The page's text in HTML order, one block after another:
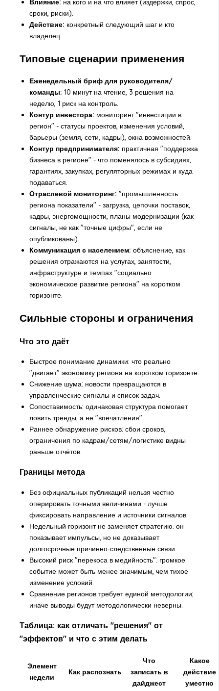
Влияние: на кого и на что влияет (издержки, спрос,
сроки, риски).
Действие: конкретный следующий шаг и кто
владелец.
Типовые сценарии применения
Еженедельный бриф для руководителя/
команды: 10 минут на чтение, 3 решения на
неделю, 1 риск на контроль.
Контур инвестора: мониторинг "инвестиции в
регион" - статусы проектов, изменения условий,
барьеры (земля, сети, кадры), окна возможностей.
Контур предпринимателя: практичная "поддержка
бизнеса в регионе" - что поменялось в субсидиях,
гарантиях, закупках, регуляторных режимах и куда
подаваться.
Отраслевой мониторинг: "промышленность
региона показатели" - загрузка, цепочки поставок,
кадры, энергомощности, планы модернизации (как
сигналы, не как "точные цифры", если не
опубликованы).
Коммуникация с населением: объяснение, как
решения отражаются на услугах, занятости,
инфраструктуре и темпах "социально
экономическое развитие региона" на коротком
горизонте.
Сильные стороны и ограничения
Что это даёт
Быстрое понимание динамики: что реально
"двигает" экономику региона на коротком горизонте.
Снижение шума: новости превращаются в
управленческие сигналы и список задач.
Сопоставимость: одинаковая структура помогает
ловить тренды, а не "впечатления".
Раннее обнаружение рисков: сбои сроков,
ограничения по кадрам/сетям/логистике видны
раньше отчётов.
Границы метода
Без официальных публикаций нельзя честно
оперировать точными величинами - лучше
фиксировать направление и источники сигналов.
Недельный горизонт не заменяет стратегию: он
показывает импульсы, но не доказывает
долгосрочные причинно-следственные связи.
Высокий риск "перекоса в медийность": громкое
событие может быть менее значимым, чем тихое
изменение условий.
Сравнение регионов требует единой методологии;
иначе выводы будут методологически неверны.
Таблица: как отличать "решения" от
"эффектов" и что с этим делать
Элемент
недели
Как распознать
Что
записать в
дайджест
Какое
действие
уместно